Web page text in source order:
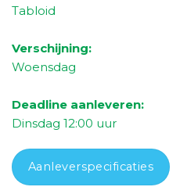
Tabloid
Verschijning:
Woensdag
Deadline aanleveren:
Dinsdag 12:00 uur
Aanleverspecificaties